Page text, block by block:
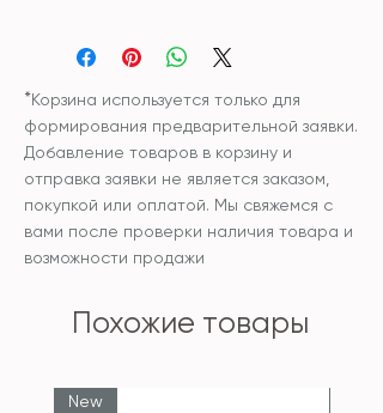
Размер: 24*13.5*7,5см
*Корзина используется только для
формирования предварительной заявки.
Добавление товаров в корзину и
отправка заявки не является заказом,
покупкой или оплатой. Мы свяжемся с
вами после проверки наличия товара и
возможности продажи
Похожие товары
New